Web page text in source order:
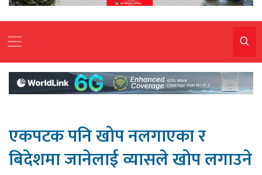
एकपटक पनि खोप नलगाएका र
बिदेशमा जानेलाई व्यासले खोप लगाउने